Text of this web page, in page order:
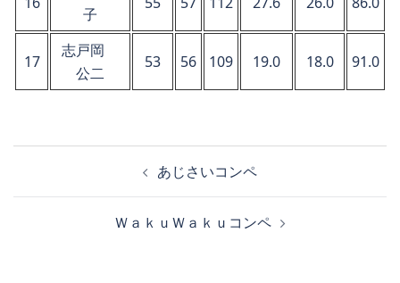
子
17
志戸岡
公二
53 56 109 19.0 18.0 91.0
あじさいコンペ
ＷａｋｕＷａｋｕコンペ